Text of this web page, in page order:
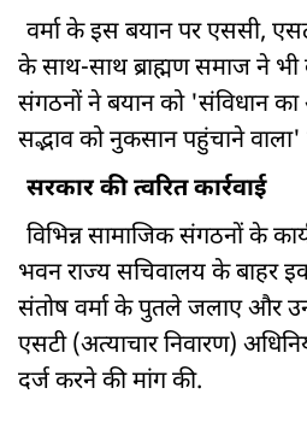
वर्मा के इस बयान पर एससी,
के साथ-साथ ब्राह्मण समाज ने
संगठनों ने बयान को 'संविधान
सद्भाव को नुकसान पहुंचाने वाला'
सरकार की त्वरित कार्रवाई
विभिन्न सामाजिक संगठनों के
भवन राज्य सचिवालय के बाहर
संतोष वर्मा के पुतले जलाए और
एसटी (अत्याचार निवारण)
दर्ज करने की मांग की.